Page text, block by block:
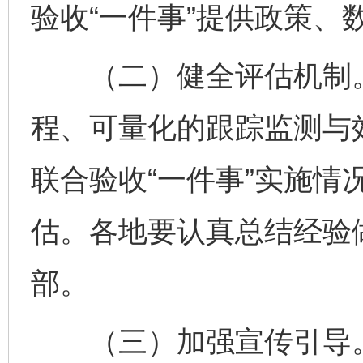
验收“一件事”提供政策、
（二）健全评估机制
程、可量化的跟踪监测
联合验收“一件事”实施情
估。各地要认真总结经
部。
（三）加强宣传引导